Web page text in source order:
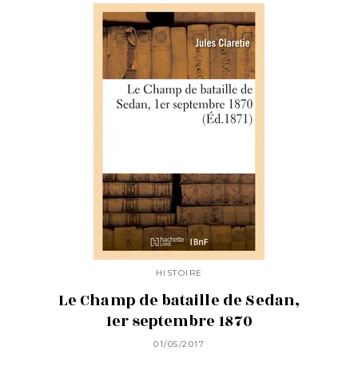
HISTOIRE
Le Champ de bataille de Sedan,
1er septembre 1870
01/05/2017